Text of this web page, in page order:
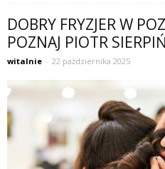
DOBRY FRYZJER W
POZNAJ PIOTR
witalnie - 22 października 2025